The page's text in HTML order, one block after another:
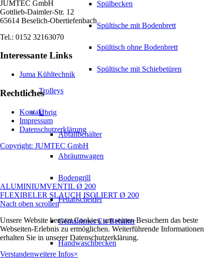
Spülbecken
Spültische mit Bodenbrett
Spültisch ohne Bodenbrett
Spültische mit Schiebetüren
Trolleys
Übrig
Abfallbehälter
Abräumwagen
Bodengrill
Fettabscheider
Gemahlenes Eis Behälter
Handwaschbecken
JUMTEC GmbH
Gottlieb-Daimler-Str. 12
65614 Beselich-Obertiefenbach
Tel.: 0152 32163070
Interessante Links
Juma Kühltechnik
Rechtliches
Kontakt
Impressum
Datenschutzerklärung
Copyright: JUMTEC GmbH
ALUMINIUMVENTIL Ø 200
FLEXIBELER SLAUCH ISOLIERT Ø 200
Nach oben scrollen
Unsere Website benutzt Cookies, um seinen Besuchern das beste
Webseiten-Erlebnis zu ermöglichen. Weiterführende Informationen
erhalten Sie in unserer Datenschutzerklärung.
Verstandenweitere Infos×